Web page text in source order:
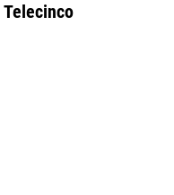
Telecinco